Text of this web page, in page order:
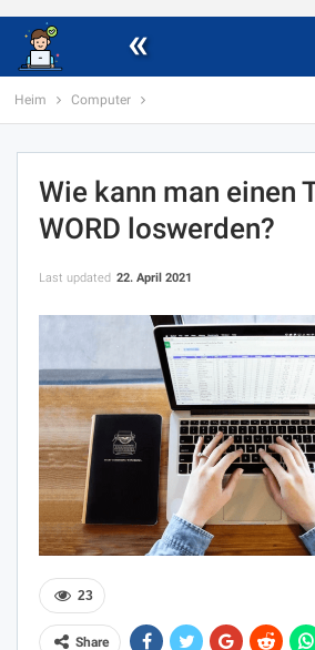
«
Heim Computer
Wie kann man einen
WORD loswerden?
Last updated 22. April 2021
23
Share